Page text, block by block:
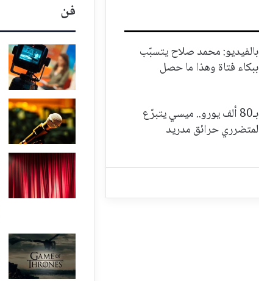
بالفيديو: محمد صلاح يتسبّب
ببكاء فتاة وهذا ما حصل
بـ80 ألف يورو.. ميسي يتبرّع
لمتضرري حرائق مدريد
فن